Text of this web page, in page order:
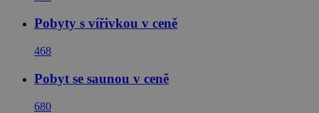
Pobyty s vířivkou v ceně
468
Pobyt se saunou v ceně
680